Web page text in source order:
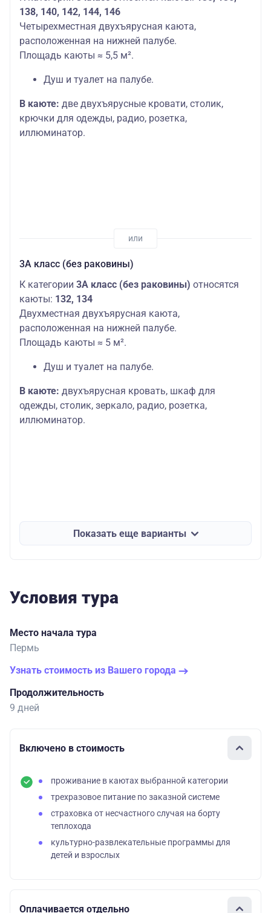
138, 140, 142, 144, 146
Четырехместная двухъярусная каюта,
расположенная на нижней палубе.
Площадь каюты ≈ 5,5 м².
Душ и туалет на палубе.
В каюте: две двухъярусные кровати, столик,
крючки для одежды, радио, розетка,
иллюминатор.
3А класс (без раковины)
К категории 3А класс (без раковины) относятся
каюты: 132, 134
Двухместная двухъярусная каюта,
расположенная на нижней палубе.
Площадь каюты ≈ 5 м².
Душ и туалет на палубе.
В каюте: двухъярусная кровать, шкаф для
одежды, столик, зеркало, радио, розетка,
иллюминатор.
Показать еще варианты
Условия тура
Место начала тура
Пермь
Узнать стоимость из Вашего города
Продолжительность
9 дней
Включено в стоимость
проживание в каютах выбранной категории
трехразовое питание по заказной системе
страховка от несчастного случая на борту
теплохода
культурно-развлекательные программы для
детей и взрослых
Оплачивается отдельно